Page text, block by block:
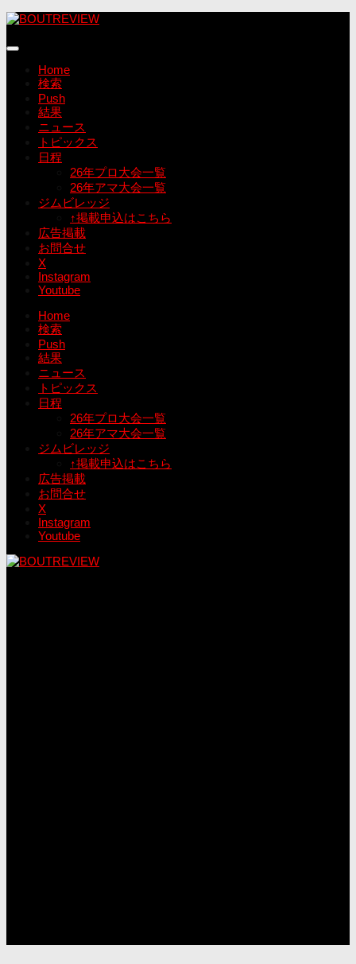
コ
テ
Home
検索
Push
結果
ニュース
トピックス
日程
26年プロ大会一覧
26年アマ大会一覧
ジムビレッジ
↑掲載申込はこちら
広告掲載
お問合せ
X
Instagram
Youtube
Home
検索
Push
結果
ニュース
トピックス
日程
26年プロ大会一覧
26年アマ大会一覧
ジムビレッジ
↑掲載申込はこちら
広告掲載
お問合せ
X
Instagram
Youtube